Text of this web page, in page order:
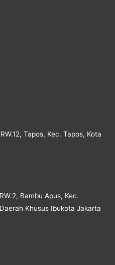
Tapos, Kec. Tapos, Kota
Bambu Apus, Kec.
Khusus Ibukota Jakarta